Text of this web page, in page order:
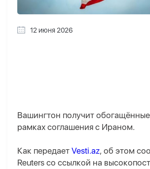
12 июня 2026
Вашингтон получит
рамках соглашения с Ираном.
Как передает Vesti.az, об этом
Reuters со ссылкой на